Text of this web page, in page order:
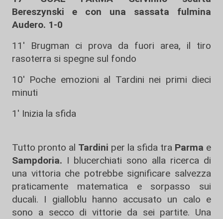
Bereszynski e con una sassata fulmina
Audero. 1-0
11' Brugman ci prova da fuori area, il tiro
rasoterra si spegne sul fondo
10' Poche emozioni al Tardini nei primi dieci
minuti
1' Inizia la sfida
Tutto pronto al Tardini per la sfida tra Parma e
Sampdoria. I blucerchiati sono alla ricerca di
una vittoria che potrebbe significare salvezza
praticamente matematica e sorpasso sui
ducali. I gialloblu hanno accusato un calo e
sono a secco di vittorie da sei partite. Una